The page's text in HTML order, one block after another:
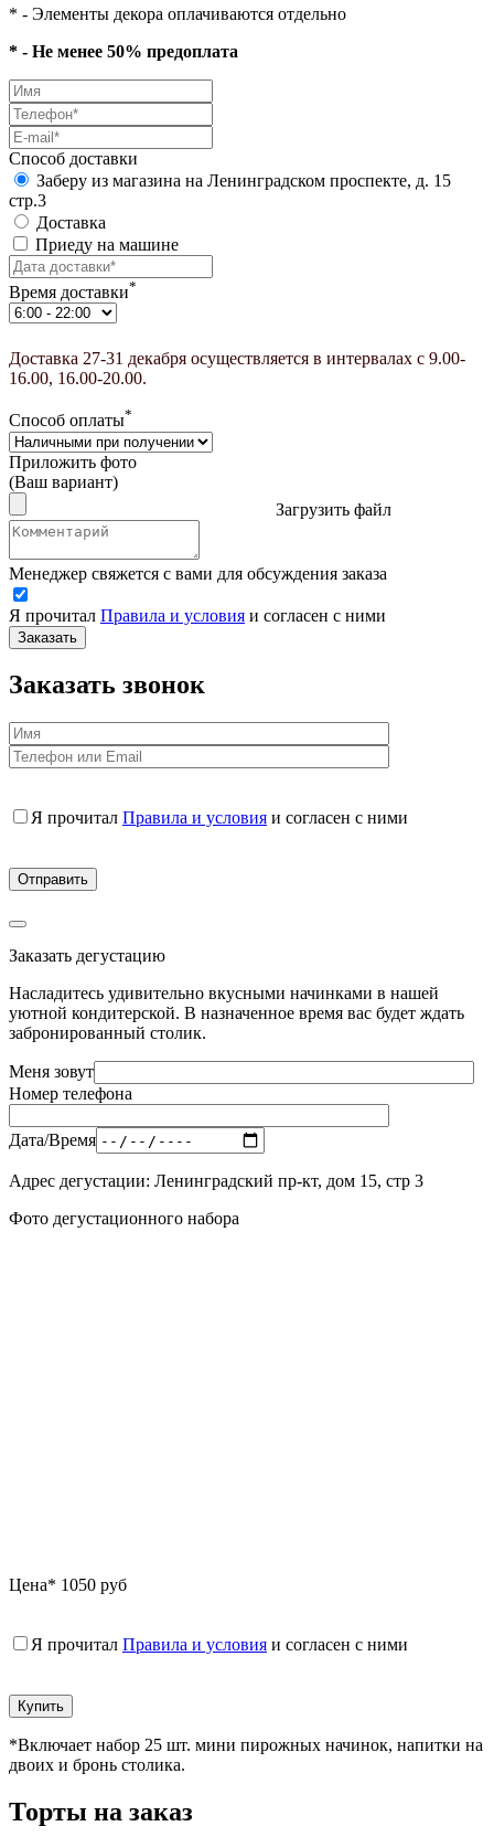
* - Элементы декора оплачиваются отдельно
* - Не менее 50% предоплата
Способ доставки
Заберу из магазина на Ленинградском проспекте, д. 15
стр.3
Доставка
Приеду на машине
Время доставки*
Доставка 27-31 декабря осуществляется в интервалах с 9.00-
16.00, 16.00-20.00.
Способ оплаты*
Приложить фото
(Ваш вариант)
Загрузить файл
Менеджер свяжется с вами для обсуждения заказа
Я прочитал Правила и условия и согласен с ними
Заказать
Заказать звонок
Я прочитал Правила и условия и согласен с ними
Заказать дегустацию
Насладитесь удивительно вкусными начинками в нашей
уютной кондитерской. В назначенное время вас будет ждать
забронированный столик.
Меня зовут
Номер телефона
Дата/Время
Адрес дегустации: Ленинградский пр-кт, дом 15, стр 3
Фото дегустационного набора
Цена* 1050 руб
Я прочитал Правила и условия и согласен с ними
*Включает набор 25 шт. мини пирожных начинок, напитки на
двоих и бронь столика.
Торты на заказ